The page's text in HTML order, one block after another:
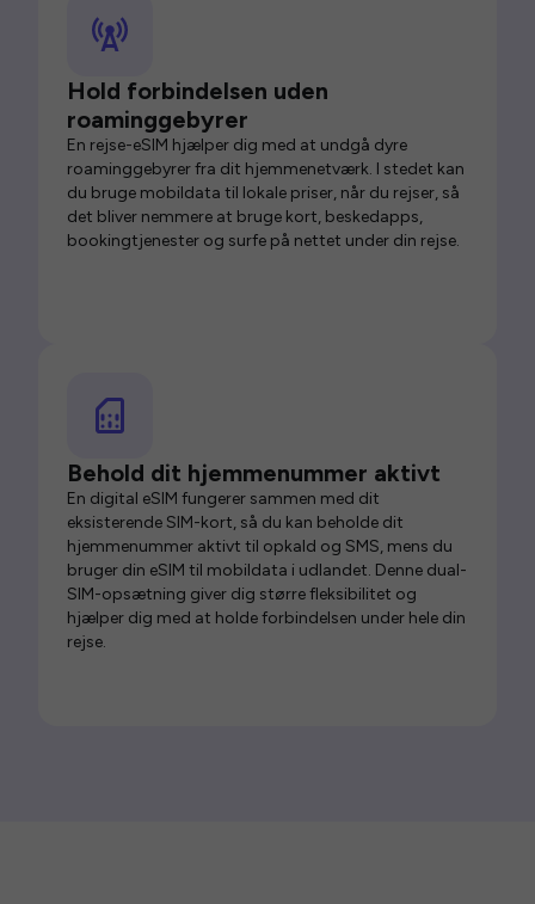
Hold forbindelsen uden
roaminggebyrer
En rejse-eSIM hjælper dig med at undgå dyre
roaminggebyrer fra dit hjemmenetværk. I stedet kan
du bruge mobildata til lokale priser, når du rejser, så
det bliver nemmere at bruge kort, beskedapps,
bookingtjenester og surfe på nettet under din rejse.
Behold dit hjemmenummer aktivt
En digital eSIM fungerer sammen med dit
eksisterende SIM-kort, så du kan beholde dit
hjemmenummer aktivt til opkald og SMS, mens du
bruger din eSIM til mobildata i udlandet. Denne dual-
SIM-opsætning giver dig større fleksibilitet og
hjælper dig med at holde forbindelsen under hele din
rejse.